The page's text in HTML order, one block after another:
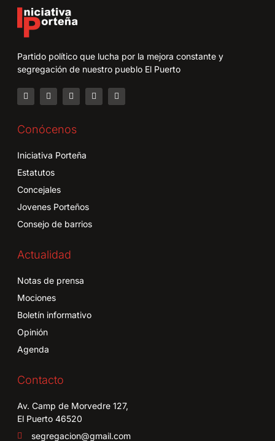
Partido político que lucha por la mejora constante y
segregación de nuestro pueblo El Puerto
Conócenos
Iniciativa Porteña
Estatutos
Concejales
Jovenes Porteños
Consejo de barrios
Actualidad
Notas de prensa
Mociones
Boletín informativo
Opinión
Agenda
Contacto
Av. Camp de Morvedre 127,
El Puerto 46520
segregacion@gmail.com